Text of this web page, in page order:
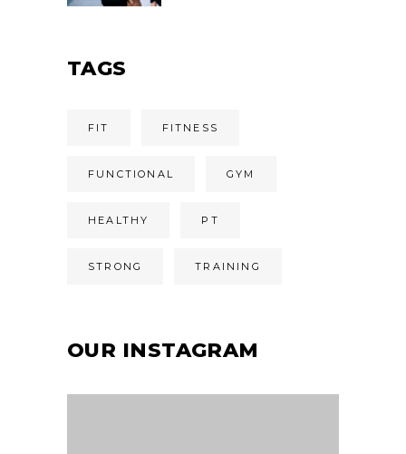
TAGS
FIT FITNESS
FUNCTIONAL GYM
HEALTHY PT
STRONG TRAINING
OUR INSTAGRAM